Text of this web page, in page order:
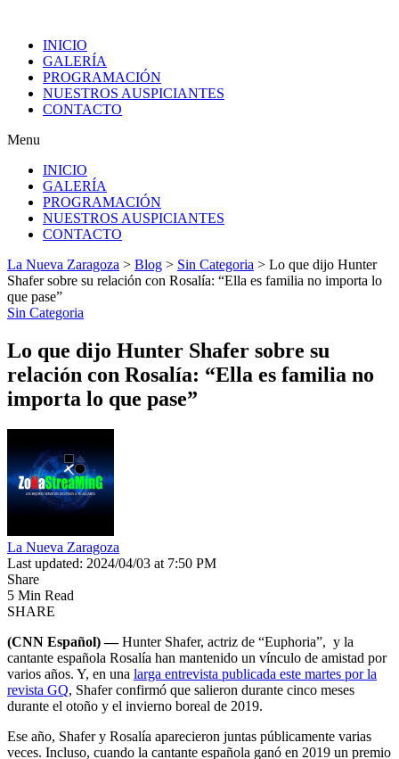
INICIO
GALERÍA
PROGRAMACIÓN
NUESTROS AUSPICIANTES
CONTACTO
Menu
INICIO
GALERÍA
PROGRAMACIÓN
NUESTROS AUSPICIANTES
CONTACTO
La Nueva Zaragoza > Blog > Sin Categoria > Lo que dijo Hunter
Shafer sobre su relación con Rosalía: “Ella es familia no importa lo
que pase”
Sin Categoria
Lo que dijo Hunter Shafer sobre su
relación con Rosalía: “Ella es familia no
importa lo que pase”
La Nueva Zaragoza
Last updated: 2024/04/03 at 7:50 PM
Share
5 Min Read
SHARE
(CNN Español) —Hunter Shafer, actriz de “Euphoria”, y la
cantante española Rosalía han mantenido un vínculo de amistad por
varios años. Y, en una larga entrevista publicada este martes por la
revista GQ, Shafer confirmó que salieron durante cinco meses
durante el otoño y el invierno boreal de 2019.
Ese año, Shafer y Rosalía aparecieron juntas públicamente varias
veces. Incluso, cuando la cantante española ganó en 2019 un premio